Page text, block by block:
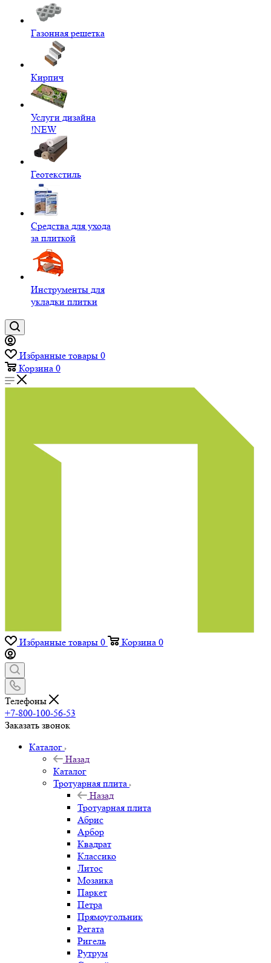
Газонная решетка
Кирпич
Услуги дизайна
!NEW
Геотекстиль
Средства для ухода
за плиткой
Инструменты для
укладки плитки
Избранные товары 0
Корзина 0
Избранные товары 0 Корзина 0
Телефоны
+7-800-100-56-53
Заказать звонок
Каталог
Назад
Каталог
Тротуарная плита
Назад
Тротуарная плита
Абрис
Арбор
Квадрат
Классико
Литос
Мозаика
Паркет
Петра
Прямоугольник
Регата
Ригель
Рутрум